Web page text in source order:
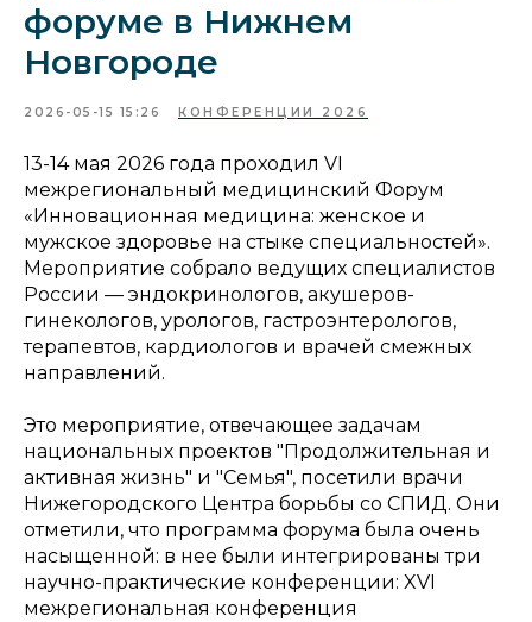
форуме в Нижнем
Новгороде
2026-05-15 15:26 КОНФЕРЕНЦИИ 2026
13-14 мая 2026 года проходил VI
межрегиональный медицинский Форум
«Инновационная медицина: женское и
мужское здоровье на стыке специальностей».
Мероприятие собрало ведущих специалистов
России — эндокринологов, акушеров-
гинекологов, урологов, гастроэнтерологов,
терапевтов, кардиологов и врачей смежных
направлений.
Это мероприятие, отвечающее задачам
национальных проектов "Продолжительная и
активная жизнь" и "Семья", посетили врачи
Нижегородского Центра борьбы со СПИД. Они
отметили, что программа форума была очень
насыщенной: в нее были интегрированы три
научно-практические конференции: XVI
межрегиональная конференция